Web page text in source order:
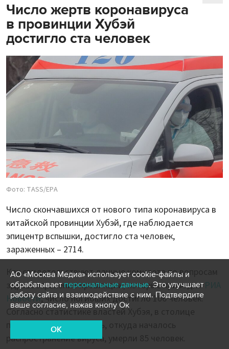
Число жертв коронавируса
в провинции Хубэй
достигло ста человек
Фото: TASS/EPA
Число скончавшихся от нового типа коронавируса в
китайской провинции Хубэй, где наблюдается
эпицентр вспышки, достигло ста человек,
зараженных – 2714.
Как свидетельствуют данные комитета по вопросам
здравоохранения провинции, которые приводитРИА
Новости, число погибших достигло 106 человек.
Согласно статистике властей Хубэя, в столице
провинции городе Ухань, откуда началось
распространение вируса, умерли 85 человек.
АО «Москва Медиа» использует cookie-файлы и
обрабатывает персональные данные. Это улучшает
работу сайта и взаимодействие с ним. Подтвердите
ваше согласие, нажав кнопу Ок
OK